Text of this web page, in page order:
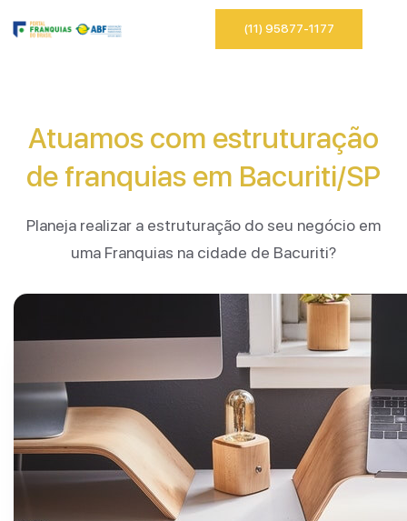
(11) 95877-1177
Atuamos com estruturação
de franquias em Bacuriti/SP
Planeja realizar a estruturação do seu negócio em
uma Franquias na cidade de Bacuriti?